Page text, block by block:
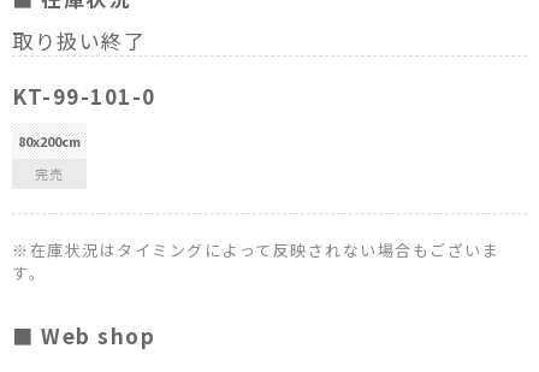
取り扱い終了
KT-99-101-0
80x200cm
完売
※在庫状況はタイミングによって反映されない場合もございま
す。
■ Web shop